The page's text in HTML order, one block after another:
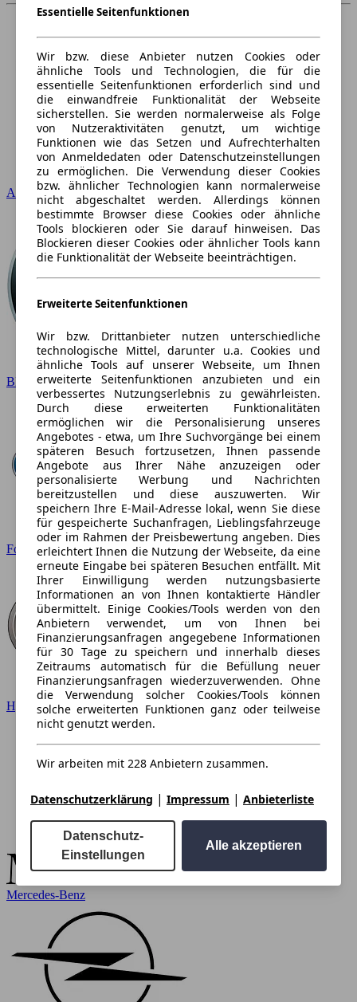
Audi
BMW
Ford
Hyundai
Mercedes-Benz
Essentielle Seitenfunktionen
Wir bzw. diese Anbieter nutzen Cookies oder
ähnliche Tools und Technologien, die für die
essentielle Seitenfunktionen erforderlich sind und
die einwandfreie Funktionalität der Webseite
sicherstellen. Sie werden normalerweise als Folge
von Nutzeraktivitäten genutzt, um wichtige
Funktionen wie das Setzen und Aufrechterhalten
von Anmeldedaten oder Datenschutzeinstellungen
zu ermöglichen. Die Verwendung dieser Cookies
bzw. ähnlicher Technologien kann normalerweise
nicht abgeschaltet werden. Allerdings können
bestimmte Browser diese Cookies oder ähnliche
Tools blockieren oder Sie darauf hinweisen. Das
Blockieren dieser Cookies oder ähnlicher Tools kann
die Funktionalität der Webseite beeinträchtigen.
Erweiterte Seitenfunktionen
Wir bzw. Drittanbieter nutzen unterschiedliche
technologische Mittel, darunter u.a. Cookies und
ähnliche Tools auf unserer Webseite, um Ihnen
erweiterte Seitenfunktionen anzubieten und ein
verbessertes Nutzungserlebnis zu gewährleisten.
Durch diese erweiterten Funktionalitäten
ermöglichen wir die Personalisierung unseres
Angebotes - etwa, um Ihre Suchvorgänge bei einem
späteren Besuch fortzusetzen, Ihnen passende
Angebote aus Ihrer Nähe anzuzeigen oder
personalisierte Werbung und Nachrichten
bereitzustellen und diese auszuwerten. Wir
speichern Ihre E-Mail-Adresse lokal, wenn Sie diese
für gespeicherte Suchanfragen, Lieblingsfahrzeuge
oder im Rahmen der Preisbewertung angeben. Dies
erleichtert Ihnen die Nutzung der Webseite, da eine
erneute Eingabe bei späteren Besuchen entfällt. Mit
Ihrer Einwilligung werden nutzungsbasierte
Informationen an von Ihnen kontaktierte Händler
übermittelt. Einige Cookies/Tools werden von den
Anbietern verwendet, um von Ihnen bei
Finanzierungsanfragen angegebene Informationen
für 30 Tage zu speichern und innerhalb dieses
Zeitraums automatisch für die Befüllung neuer
Finanzierungsanfragen wiederzuverwenden. Ohne
die Verwendung solcher Cookies/Tools können
solche erweiterten Funktionen ganz oder teilweise
nicht genutzt werden.
Wir arbeiten mit 228 Anbietern zusammen.
Datenschutzerklärung | Impressum | Anbieterliste
Datenschutz-
Einstellungen
Alle akzeptieren